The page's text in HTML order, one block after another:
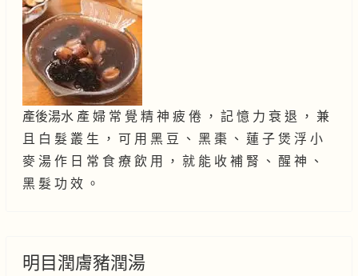
產後湯水 產 婦 常 覺 精 神 疲 倦 ， 記 憶 力 衰 退 ， 兼
且 白 髮 叢 生 ， 可 用 黑 豆 、 黑 棗 、 蓮 子 煲 浮 小
麥 湯 作 日 常 食 療 飲 用 ， 就 能 收 補 腎 、 醒 神 、
黑 髮 功 效 。
明目潤膚豬潤湯